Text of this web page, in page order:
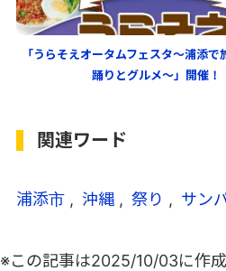
「うらそえオータムフェスタ～浦添で
踊りとグルメ～」開催！
関連ワード
浦添市 沖縄 祭り サン
※この記事は2025/10/03に作